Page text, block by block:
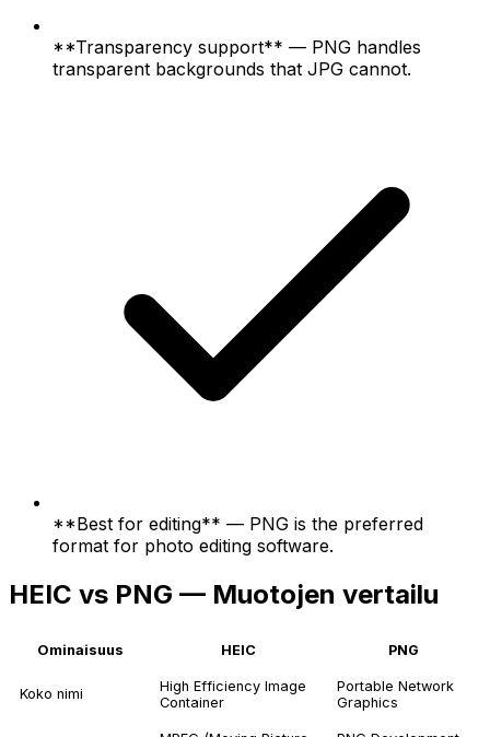
**Transparency support** — PNG handles
transparent backgrounds that JPG cannot.
**Best for editing** — PNG is the preferred
format for photo editing software.
HEIC vs PNG — Muotojen vertailu
Ominaisuus HEIC PNG
Koko nimi
High Efficiency Image
Container
Portable Network
Graphics